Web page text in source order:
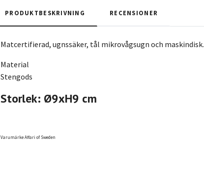
PRODUKTBESKRIVNING RECENSIONER
Matcertifierad, ugnssäker, tål mikrovågsugn och maskindisk.
Material
Stengods
Storlek: Ø9xH9 cm
Varumärke Affari of Sweden